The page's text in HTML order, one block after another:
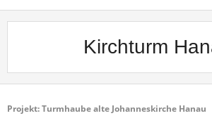
Kirchturm
Projekt: Turmhaube alte Johanneskirche Hanau